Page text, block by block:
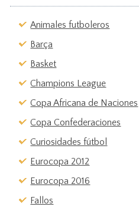
Animales futboleros
Barça
Basket
Champions League
Copa Africana de Naciones
Copa Confederaciones
Curiosidades fútbol
Eurocopa 2012
Eurocopa 2016
Fallos